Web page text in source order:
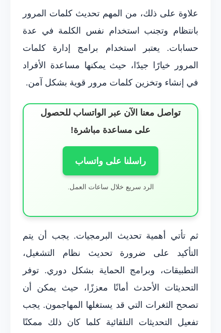
علاوة على ذلك، من المهم تحديث كلمات المرور
بانتظام وتجنب استخدام نفس الكلمة في عدة
حسابات. يعتبر استخدام برامج إدارة كلمات
المرور خيارًا جيدًا، حيث يمكنها مساعدة الأفراد
في إنشاء وتخزين كلمات مرور قوية بشكل آمن.
تواصل معنا الآن عبر الواتساب للحصول
على مساعدة مباشرة!
راسلنا على واتساب
الرد سريع خلال ساعات العمل.
ثم تأتي أهمية تحديث البرمجيات. يجب أن يتم
التأكيد على ضرورة تحديث نظام التشغيل،
التطبيقات، وبرامج الحماية بشكل دوري. توفر
التحديثات الأحدث أمانًا معززًا، حيث يمكن أن
تصحح الثغرات التي قد يستغلها المهاجمون. يجب
تفعيل التحديثات التلقائية كلما كان ذلك ممكنًا